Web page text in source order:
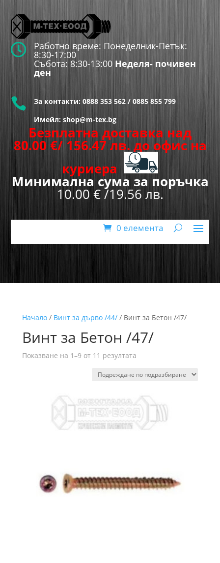
 Работно време: Понеделник-Петък:
8:30-17:00
Събота: 8:30-13:00 Неделя- почивен
ден
 За контакти: 0888 353 562 / 0885 855 799
Имейл: shop@m-tex.bg
Безплатна доставка над
80.00 €/ 156.47 лв. до офис на
куриера
Минимална сума за поръчка
10.00 € /19.56 лв.
0 елемента
Начало/ Винт за дърво /44// Винт за Бетон /47/
Винт за Бетон /47/
Показване на 1–9 от 11 резултата